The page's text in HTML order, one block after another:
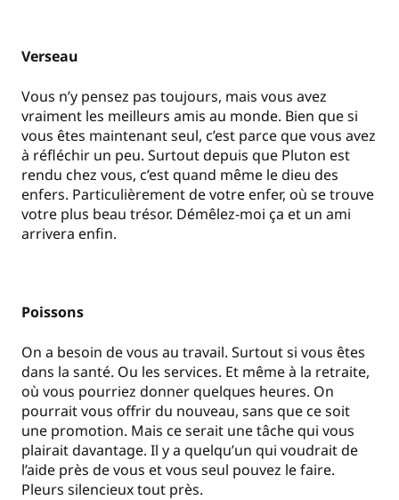
Verseau
Vous n’y pensez pas toujours, mais vous avez
vraiment les meilleurs amis au monde. Bien que si
vous êtes maintenant seul, c’est parce que vous avez
à réfléchir un peu. Surtout depuis que Pluton est
rendu chez vous, c’est quand même le dieu des
enfers. Particulièrement de votre enfer, où se trouve
votre plus beau trésor. Démêlez-moi ça et un ami
arrivera enfin.
Poissons
On a besoin de vous au travail. Surtout si vous êtes
dans la santé. Ou les services. Et même à la retraite,
où vous pourriez donner quelques heures. On
pourrait vous offrir du nouveau, sans que ce soit
une promotion. Mais ce serait une tâche qui vous
plairait davantage. Il y a quelqu’un qui voudrait de
l’aide près de vous et vous seul pouvez le faire.
Pleurs silencieux tout près.